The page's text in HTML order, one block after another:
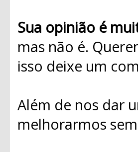
Sua opinião é
mas não é.
isso deixe um
Além de nos dar
melhorarmos